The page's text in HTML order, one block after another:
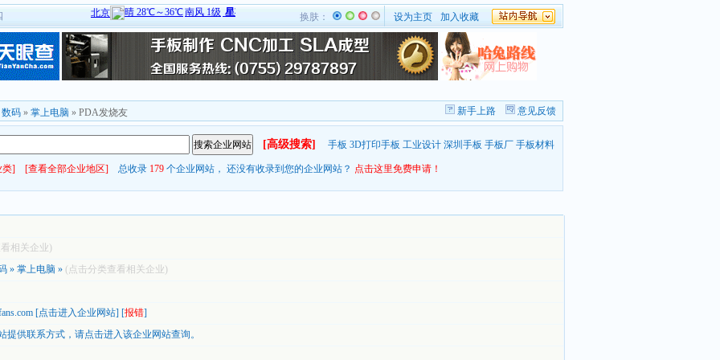
换肤： 设为主页 加入收藏
数码 » 掌上电脑 » PDA发烧友 新手上路 意见反馈
[高级搜索] 手板 3D打印手板 工业设计 深圳手板 手板厂 手板材料
类] [查看全部企业地区] 总收录 179 个企业网站， 还没有收录到您的企业网站？ 点击这里免费申请！
相关企业)
» 掌上电脑 » (点击分类查看相关企业)
[点击进入企业网站] [报错]
提供联系方式， 请点击进入该企业网站查询。